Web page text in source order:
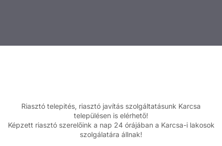
Riasztó telepités, riasztó javítás szolgáltatásunk Karcsa
településen is elérhető!
Képzett riasztó szerelőink a nap 24 órájában a Karcsa-i lakosok
szolgálatára állnak!